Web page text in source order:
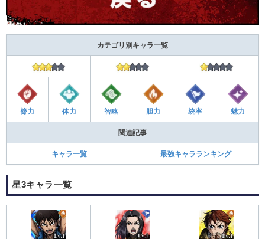
カテゴリ別キャラ一覧
膂力 体力 智略 胆力 統率 魅力
関連記事
キャラ一覧 最強キャラランキング
星3キャラ一覧